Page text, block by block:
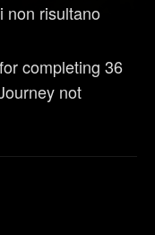
non risultano
completing 36
not